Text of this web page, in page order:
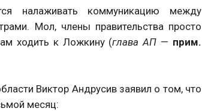
налаживать коммуникацию между
Мол, члены правительства просто
ходить к Ложкину (глава АП — прим.
Виктор Андрусив заявил о том, что
месяц: